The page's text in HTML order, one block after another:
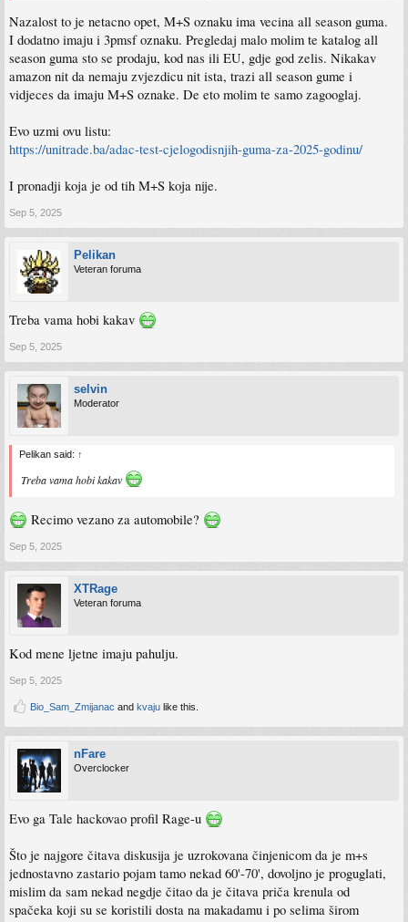
Nazalost to je netacno opet, M+S oznaku ima vecina all season guma.
I dodatno imaju i 3pmsf oznaku. Pregledaj malo molim te katalog all
season guma sto se prodaju, kod nas ili EU, gdje god zelis. Nikakav
amazon nit da nemaju zvjezdicu nit ista, trazi all season gume i
vidjeces da imaju M+S oznake. De eto molim te samo zagooglaj.
Evo uzmi ovu listu:
https://unitrade.ba/adac-test-cjelogodisnjih-guma-za-2025-godinu/
I pronadji koja je od tih M+S koja nije.
Sep 5, 2025
Pelikan
Veteran foruma
Treba vama hobi kakav
Sep 5, 2025
selvin
Moderator
Pelikan said: ↑
Treba vama hobi kakav
Recimo vezano za automobile?
Sep 5, 2025
XTRage
Veteran foruma
Kod mene ljetne imaju pahulju.
Sep 5, 2025
Bio_Sam_Zmijanac and kvaju like this.
nFare
Overclocker
Evo ga Tale hackovao profil Rage-u
Što je najgore čitava diskusija je uzrokovana činjenicom da je m+s
jednostavno zastario pojam tamo nekad 60'-70', dovoljno je proguglati,
mislim da sam nekad negdje čitao da je čitava priča krenula od
spačeka koji su se koristili dosta na makadamu i po selima širom